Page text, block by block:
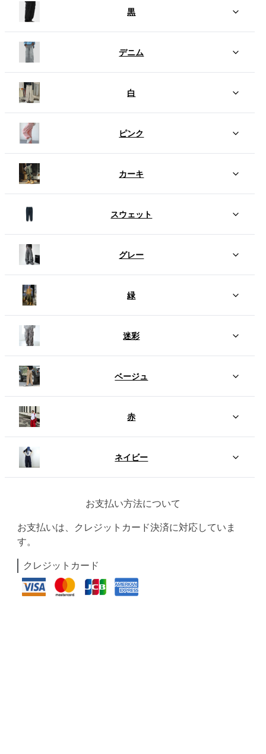
黒
デニム
白
ピンク
カーキ
スウェット
グレー
緑
迷彩
ベージュ
赤
ネイビー
お支払い方法について
お支払いは、クレジットカード決済に対応していま
す。
クレジットカード